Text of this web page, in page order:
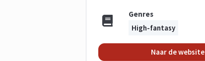
Genres
High-fantasy
Naar de website